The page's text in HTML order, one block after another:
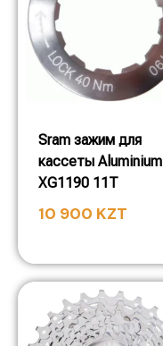
Sram зажим для
кассеты Aluminium
XG1190 11T
10 900 KZT